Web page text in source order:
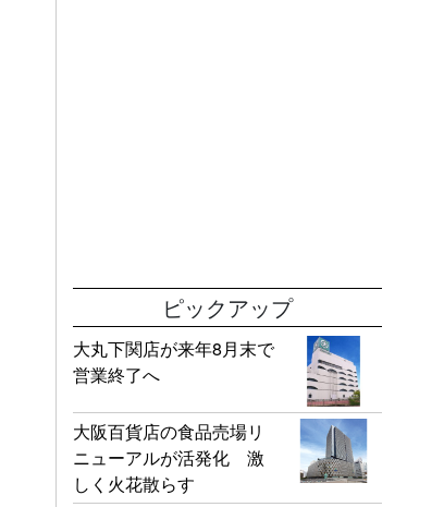
ピックアップ
大丸下関店が来年8月末で
営業終了へ
大阪百貨店の食品売場リ
ニューアルが活発化 激
しく火花散らす